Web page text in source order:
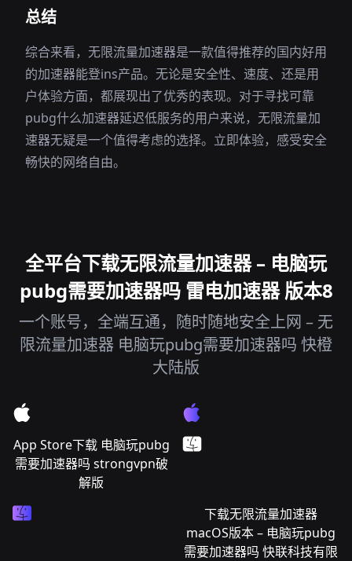
总结
综合来看，无限流量加速器是一款值得推荐的国内好用
的加速器能登ins产品。无论是安全性、速度、还是用
户体验方面，都展现出了优秀的表现。对于寻找可靠
pubg什么加速器延迟低服务的用户来说，无限流量加
速器无疑是一个值得考虑的选择。立即体验，感受安全
畅快的网络自由。
全平台下载无限流量加速器 – 电脑玩
pubg需要加速器吗 雷电加速器 版本8
一个账号，全端互通，随时随地安全上网 – 无
限流量加速器 电脑玩pubg需要加速器吗 快橙
大陆版
App Store下载 电脑玩pubg
需要加速器吗 strongvpn破
解版
下载无限流量加速器
macOS版本 – 电脑玩pubg
需要加速器吗 快联科技有限